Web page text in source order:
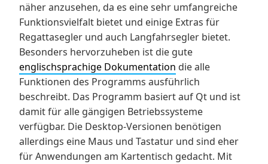
näher anzusehen, da es eine sehr umfangreiche
Funktionsvielfalt bietet und einige Extras für
Regattasegler und auch Langfahrsegler bietet.
Besonders hervorzuheben ist die gute
englischsprachige Dokumentation die alle
Funktionen des Programms ausführlich
beschreibt. Das Programm basiert auf Qt und ist
damit für alle gängigen Betriebssysteme
verfügbar. Die Desktop-Versionen benötigen
allerdings eine Maus und Tastatur und sind eher
für Anwendungen am Kartentisch gedacht. Mit